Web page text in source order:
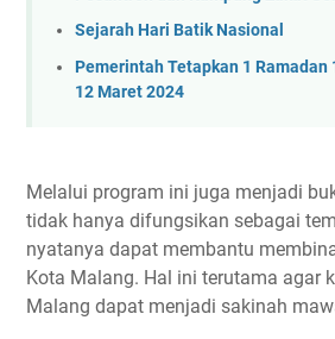
Sejarah Hari Batik Nasional
Pemerintah Tetapkan 1 Ramadan
12 Maret 2024
Melalui program ini juga menjadi
tidak hanya difungsikan sebagai
nyatanya dapat membantu
Kota Malang. Hal ini terutama agar
Malang dapat menjadi sakinah